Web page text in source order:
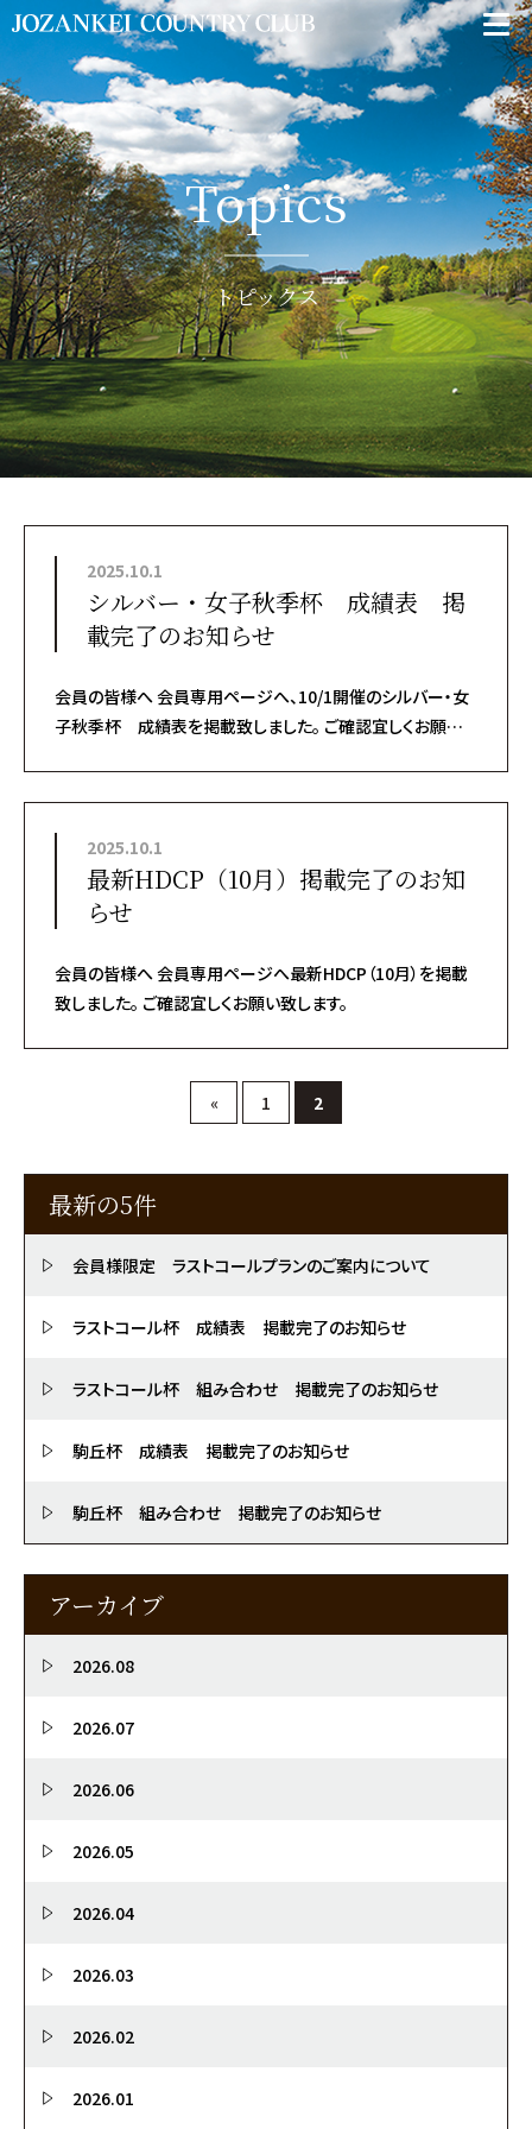
Topics
トピックス
2025.10.1
シルバー・女子秋季杯 成績表 掲
載完了のお知らせ
会員の皆様へ 会員専用ページへ、10/1開催のシルバー・女
子秋季杯 成績表を掲載致しました。 ご確認宜しくお願い
2025.10.1
最新HDCP（10月）掲載完了のお知
らせ
会員の皆様へ 会員専用ページへ最新HDCP（10月）を掲載
致しました。 ご確認宜しくお願い致します。
« 1 2
最新の5件
会員様限定 ラストコールプランのご案内について
ラストコール杯 成績表 掲載完了のお知らせ
ラストコール杯 組み合わせ 掲載完了のお知らせ
駒丘杯 成績表 掲載完了のお知らせ
駒丘杯 組み合わせ 掲載完了のお知らせ
アーカイブ
2026.08
2026.07
2026.06
2026.05
2026.04
2026.03
2026.02
2026.01